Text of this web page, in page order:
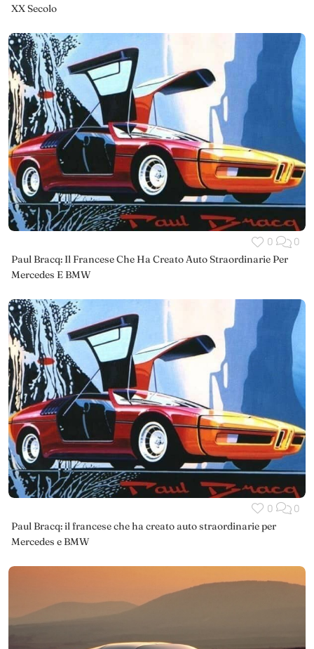
XX Secolo
0 0
Paul Bracq: Il Francese Che Ha Creato Auto Straordinarie Per
Mercedes E BMW
0 0
Paul Bracq: il francese che ha creato auto straordinarie per
Mercedes e BMW